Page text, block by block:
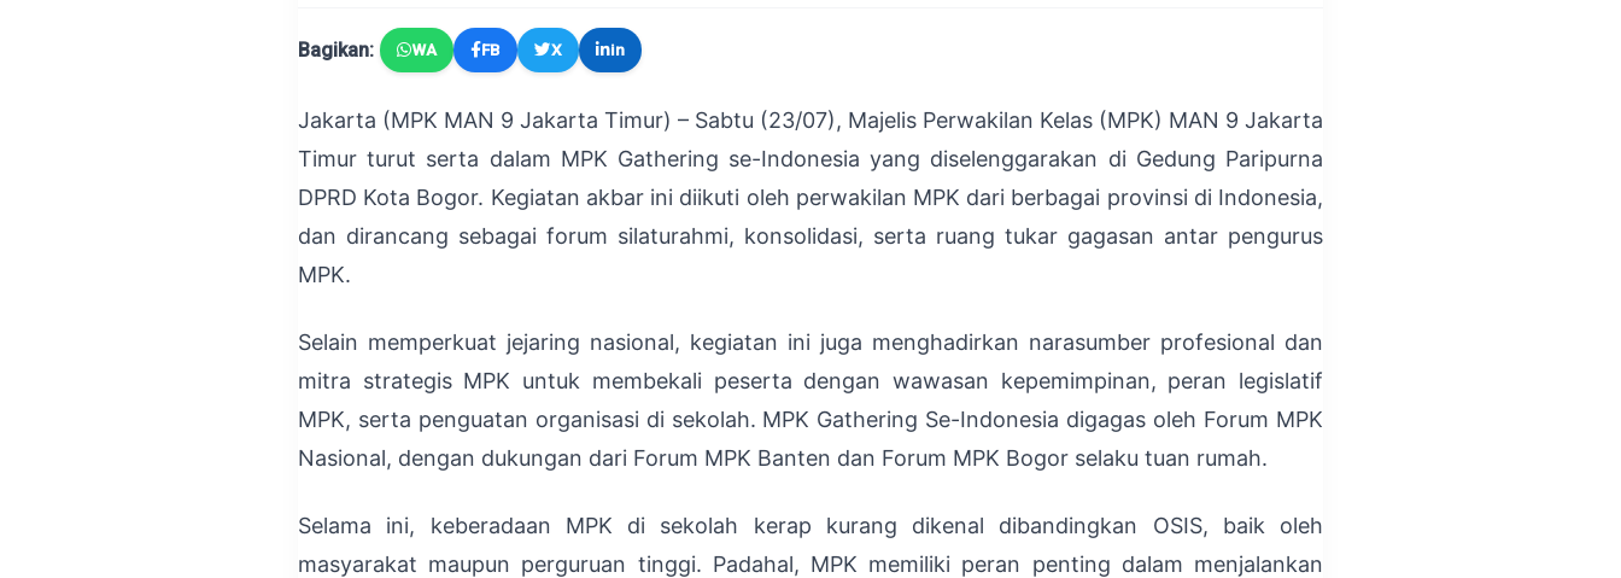
Bagikan: WA FB X in
Jakarta (MPK MAN 9 Jakarta Timur) – Sabtu (23/07), Majelis Perwakilan Kelas (MPK) MAN 9 Jakarta
Timur turut serta dalam MPK Gathering se-Indonesia yang diselenggarakan di Gedung Paripurna
DPRD Kota Bogor. Kegiatan akbar ini diikuti oleh perwakilan MPK dari berbagai provinsi di Indonesia,
dan dirancang sebagai forum silaturahmi, konsolidasi, serta ruang tukar gagasan antar pengurus
MPK.
Selain memperkuat jejaring nasional, kegiatan ini juga menghadirkan narasumber profesional dan
mitra strategis MPK untuk membekali peserta dengan wawasan kepemimpinan, peran legislatif
MPK, serta penguatan organisasi di sekolah. MPK Gathering Se-Indonesia digagas oleh Forum MPK
Nasional, dengan dukungan dari Forum MPK Banten dan Forum MPK Bogor selaku tuan rumah.
Selama ini, keberadaan MPK di sekolah kerap kurang dikenal dibandingkan OSIS, baik oleh
masyarakat maupun perguruan tinggi. Padahal, MPK memiliki peran penting dalam menjalankan